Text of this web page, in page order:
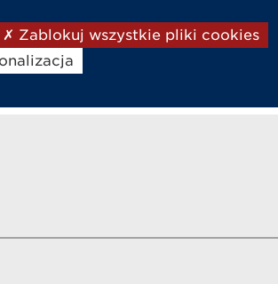
Zablokuj wszystkie pliki cookies